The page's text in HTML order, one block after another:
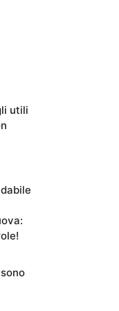
utili